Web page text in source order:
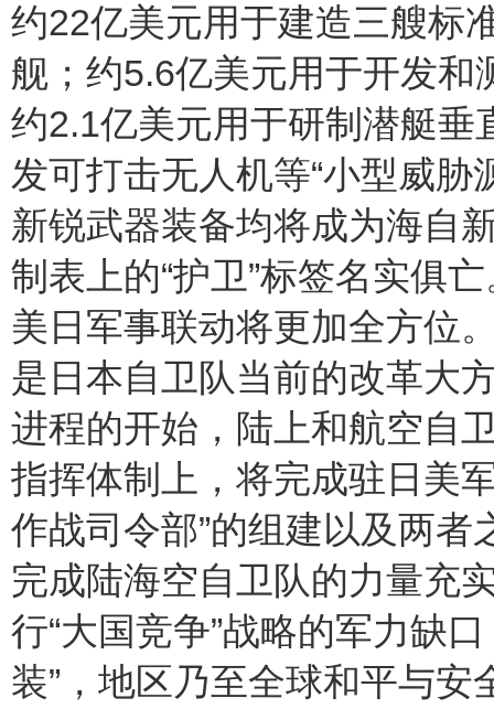
约22亿美元用于建造三艘标
舰；约5.6亿美元用于开发和
约2.1亿美元用于研制潜艇
发可打击无人机等“小型威胁
新锐武器装备均将成为海自
制表上的“护卫”标签名实俱
美日军事联动将更加全方位
是日本自卫队当前的改革大
进程的开始，陆上和航空自
指挥体制上，将完成驻日美
作战司令部”的组建以及两
完成陆海空自卫队的力量充
行“大国竞争”战略的军力缺
装”，地区乃至全球和平与